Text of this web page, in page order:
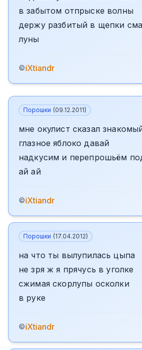
в забытом отпрыске волны
держу разбитый в щепки
луны
©iXtiandr
Порошки (09.12.2011)
мне окулист сказал
глазное яблоко давай
надкусим и перепрошьём
ай ай
©iXtiandr
Порошки (17.04.2012)
на что ты вылупилась цыпа
не зря ж я прячусь в уголке
сжимая скорлупы осколки
в руке
©iXtiandr